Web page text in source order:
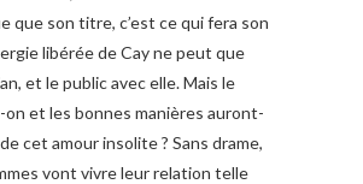
que son titre, c’est ce qui fera son
libérée de Cay ne peut que
et le public avec elle. Mais le
on et les bonnes manières auront-
cet amour insolite ? Sans drame,
vont vivre leur relation telle